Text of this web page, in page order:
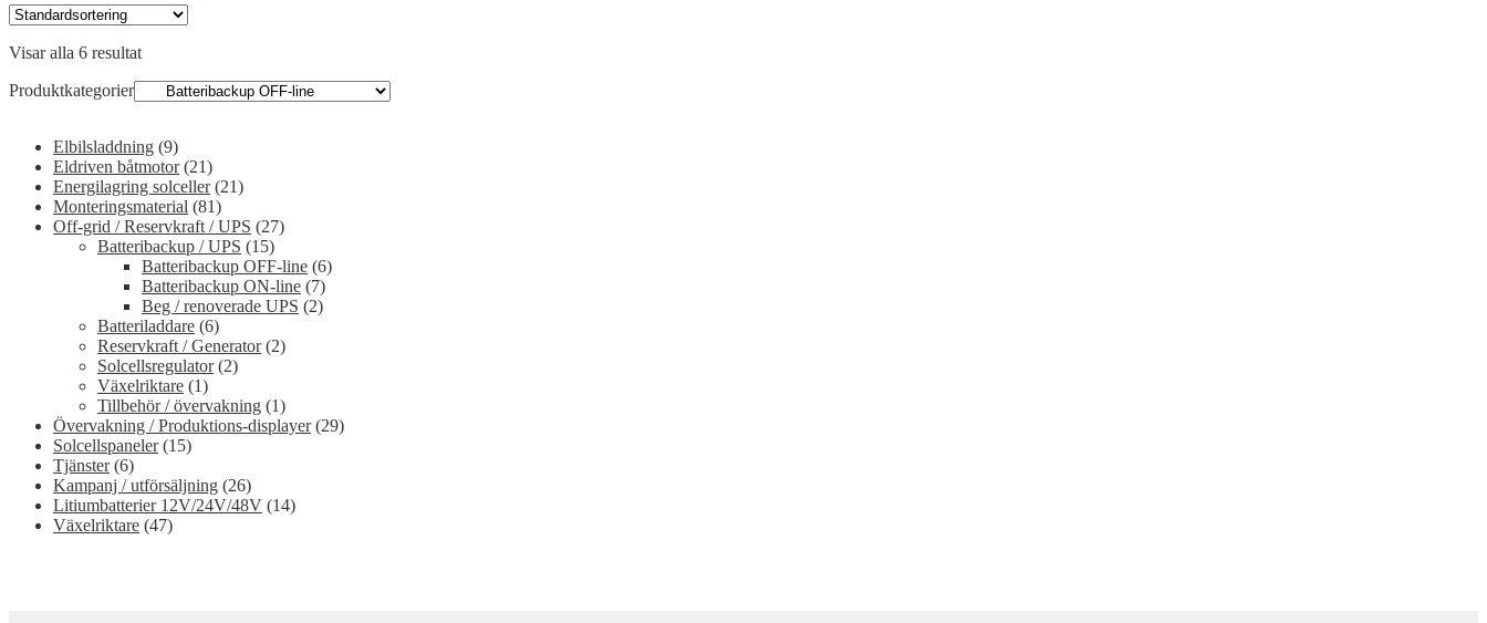
Visar alla 6 resultat
Produktkategorier
Elbilsladdning (9)
Eldriven båtmotor (21)
Energilagring solceller (21)
Monteringsmaterial (81)
Off-grid / Reservkraft / UPS (27)
Batteribackup / UPS (15)
Batteribackup OFF-line (6)
Batteribackup ON-line (7)
Beg / renoverade UPS (2)
Batteriladdare (6)
Reservkraft / Generator (2)
Solcellsregulator (2)
Växelriktare (1)
Tillbehör / övervakning (1)
Övervakning / Produktions-displayer (29)
Solcellspaneler (15)
Tjänster (6)
Kampanj / utförsäljning (26)
Litiumbatterier 12V/24V/48V (14)
Växelriktare (47)